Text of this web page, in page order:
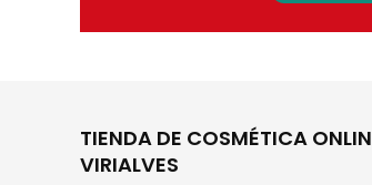
TIENDA DE COSMÉTICA
VIRIALVES